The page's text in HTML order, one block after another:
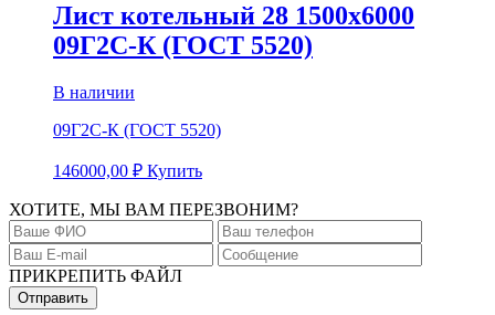
Лист котельный 28 1500х6000
09Г2С-К (ГОСТ 5520)
В наличии
09Г2С-К (ГОСТ 5520)
146000,00 ₽ Купить
ХОТИТЕ, МЫ ВАМ ПЕРЕЗВОНИМ?
ПРИКРЕПИТЬ ФАЙЛ